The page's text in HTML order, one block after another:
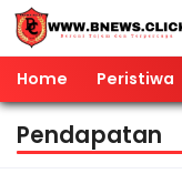
Home Peristiwa
Pendapatan